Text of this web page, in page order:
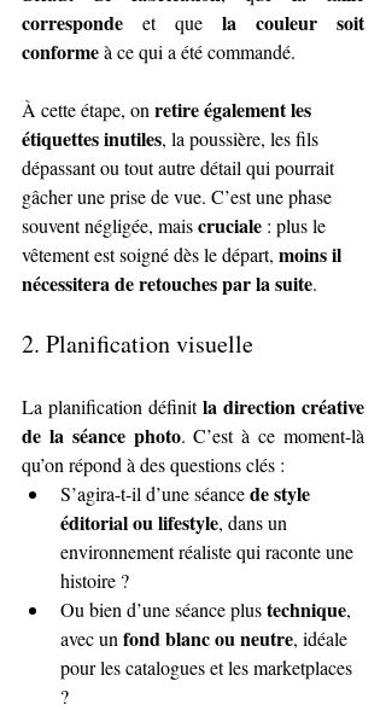
corresponde et que la couleur soit
conforme à ce qui a été commandé.
À cette étape, on retire également les
étiquettes inutiles, la poussière, les fils
dépassant ou tout autre détail qui pourrait
gâcher une prise de vue. C’est une phase
souvent négligée, mais cruciale : plus le
vêtement est soigné dès le départ, moins il
nécessitera de retouches par la suite.
2. Planification visuelle
La planification définit la direction créative
de la séance photo. C’est à ce moment-là
qu’on répond à des questions clés :
S’agira-t-il d’une séance de style
éditorial ou lifestyle, dans un
environnement réaliste qui raconte une
histoire ?
Ou bien d’une séance plus technique,
avec un fond blanc ou neutre, idéale
pour les catalogues et les marketplaces
?